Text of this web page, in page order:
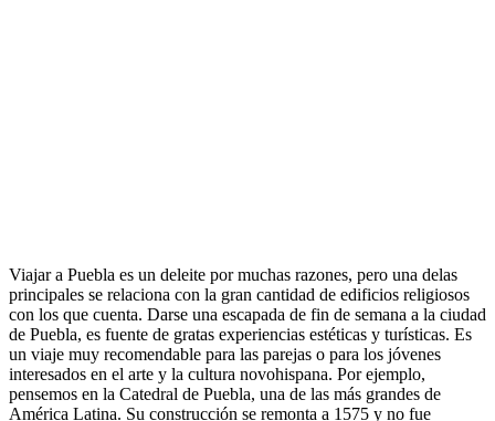
Viajar a Puebla es un deleite por muchas razones, pero una delas
principales se relaciona con la gran cantidad de edificios religiosos
con los que cuenta. Darse una escapada de fin de semana a la ciudad
de Puebla, es fuente de gratas experiencias estéticas y turísticas. Es
un viaje muy recomendable para las parejas o para los jóvenes
interesados en el arte y la cultura novohispana. Por ejemplo,
pensemos en la Catedral de Puebla, una de las más grandes de
América Latina. Su construcción se remonta a 1575 y no fue